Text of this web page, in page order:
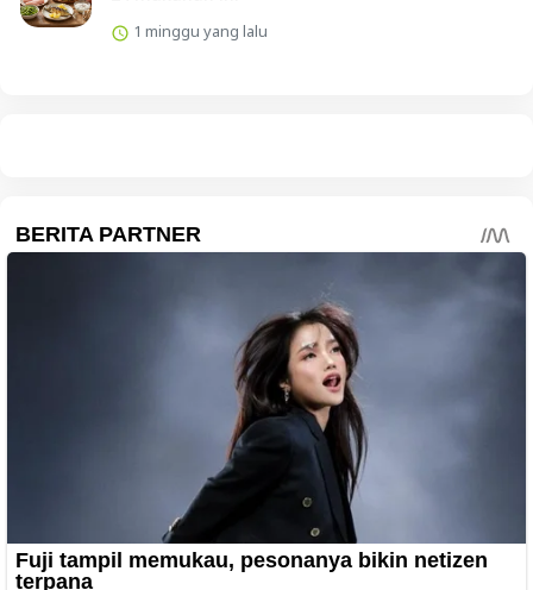
1 minggu yang lalu